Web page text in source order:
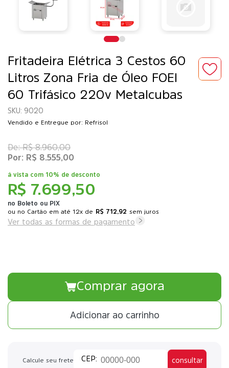
Fritadeira Elétrica 3 Cestos 60
Litros Zona Fria de Óleo FOEI
60 Trifásico 220v Metalcubas
9020
Vendido e Entregue por: Refrisol
R$ 7.699,50
no Boleto ou PIX
à vista com 10% de desconto
R$ 8.960,00
R$ 8.555,00
ou 12x de R$ 712,92 sem juros
Ver todas as formas de pagamento
Adicionar ao carrinho
Comprar agora
Calcule seu frete consultar